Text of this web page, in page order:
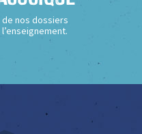
de nos dossiers